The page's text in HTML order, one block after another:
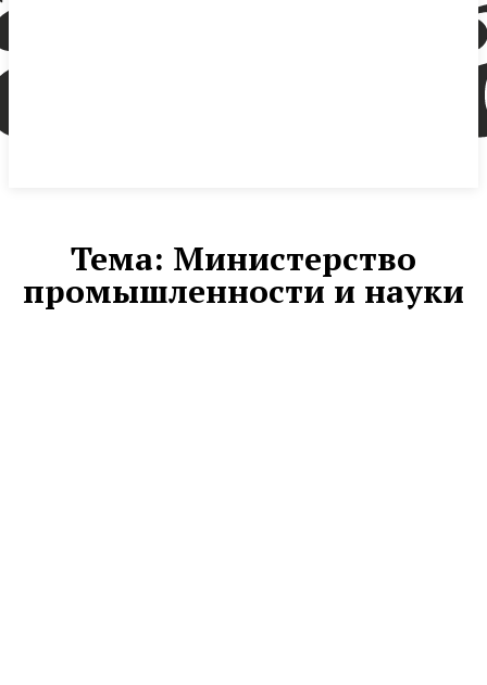
Тема: Министерство
промышленности и науки